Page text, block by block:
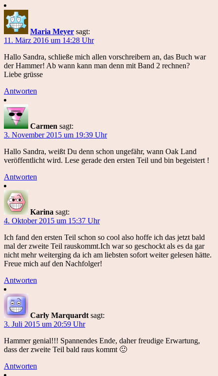
Maria Meyer sagt:
11. März 2016 um 14:28 Uhr
Hallo Sandra, schließe mich allen vorschreibern an, das Buch war
der Hammer! Ab wann kann man denn mit Band 2 rechnen?
Liebe grüsse
Antworten
Carmen sagt:
3. November 2015 um 19:39 Uhr
Hallo Sandra, weißt Du denn schon ungefähr, wann Oak Land
veröffentlicht wird. Lese gerade den ersten Teil und bin begeistert !
Antworten
Karina sagt:
4. Oktober 2015 um 15:37 Uhr
Ich fand den ersten Teil schon so cool also hoffe ich das jetzt bald
mal der zweite Teil rauskommt.Ich war so geschockt als es da gar
nicht mehr weiterging da ich am liebsten sofort weiter gelesen hätte.
Freue mich auf den Nachfolger!
Antworten
Carly Marquardt sagt:
3. Juli 2015 um 20:59 Uhr
Hammer genial!!! Spannendes Ende, daher freudige Erwartung,
dass der zweite Teil bald raus kommt 🙂
Antworten